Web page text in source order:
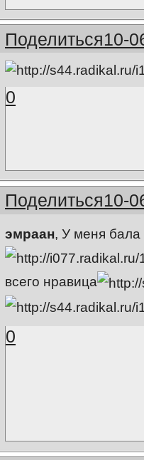
Поделиться10-
0
Поделиться10-
эмраан, У меня бала
всего нравица
0